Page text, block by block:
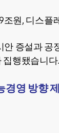
원, 디스플
증설과 공
집행됐습니다.
영 방향